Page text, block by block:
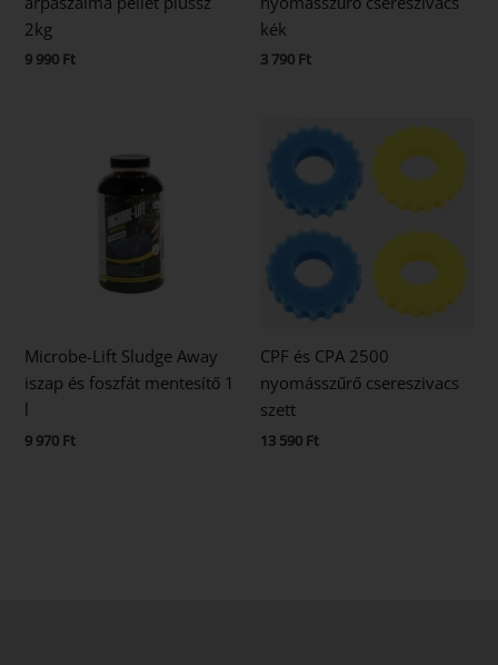
2kg
9 990 Ft
kék
3 790 Ft
Microbe-Lift Sludge Away
iszap és foszfát mentesítő 1
l
9 970 Ft
CPF és CPA 2500
nyomásszűrő csereszivacs
szett
13 590 Ft